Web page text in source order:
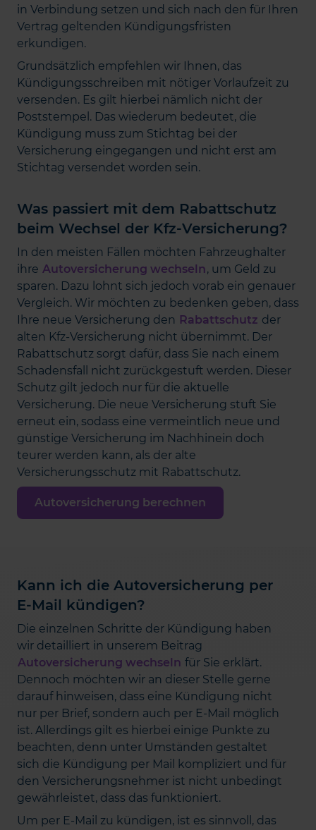
in Verbindung setzen und sich nach den für Ihren
Vertrag geltenden Kündigungsfristen
erkundigen.
Grundsätzlich empfehlen wir Ihnen, das
Kündigungsschreiben mit nötiger Vorlaufzeit zu
versenden. Es gilt hierbei nämlich nicht der
Poststempel. Das wiederum bedeutet, die
Kündigung muss zum Stichtag bei der
Versicherung eingegangen und nicht erst am
Stichtag versendet worden sein.
Was passiert mit dem Rabattschutz
beim Wechsel der Kfz-Versicherung?
In den meisten Fällen möchten Fahrzeughalter
ihre Autoversicherung wechseln, um Geld zu
sparen. Dazu lohnt sich jedoch vorab ein genauer
Vergleich. Wir möchten zu bedenken geben, dass
Ihre neue Versicherung den Rabattschutz der
alten Kfz-Versicherung nicht übernimmt. Der
Rabattschutz sorgt dafür, dass Sie nach einem
Schadensfall nicht zurückgestuft werden. Dieser
Schutz gilt jedoch nur für die aktuelle
Versicherung. Die neue Versicherung stuft Sie
erneut ein, sodass eine vermeintlich neue und
günstige Versicherung im Nachhinein doch
teurer werden kann, als der alte
Versicherungsschutz mit Rabattschutz.
Autoversicherung berechnen
Kann ich die Autoversicherung per
E-Mail kündigen?
Die einzelnen Schritte der Kündigung haben
wir detailliert in unserem Beitrag
Autoversicherung wechseln für Sie erklärt.
Dennoch möchten wir an dieser Stelle gerne
darauf hinweisen, dass eine Kündigung nicht
nur per Brief, sondern auch per E-Mail möglich
ist. Allerdings gilt es hierbei einige Punkte zu
beachten, denn unter Umständen gestaltet
sich die Kündigung per Mail kompliziert und für
den Versicherungsnehmer ist nicht unbedingt
gewährleistet, dass das funktioniert.
Um per E-Mail zu kündigen, ist es sinnvoll, das